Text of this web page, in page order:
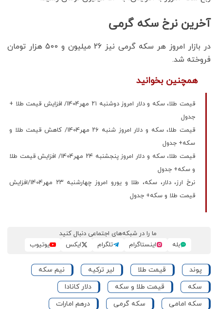
آخرین نرخ سکه گرمی
در بازار امروز هر سکه گرمی نیز 26 میلیون و 500 هزار تومان
فروخته شد.
همچنین بخوانید
قیمت طلا، سکه و دلار امروز دوشنبه ۲۱ مهر1404/ افزایش قیمت‌ طلا +
جدول
قیمت طلا، سکه و دلار امروز شنبه ۲۶ مهر1404/ کاهش قیمت طلا و
سکه+ جدول
قیمت طلا، سکه و دلار امروز پنجشنبه ۲۴ مهر1404/ افزایش قیمت‌ طلا
و سکه+ جدول
نرخ ارز، دلار، سکه، طلا و یورو امروز چهارشنبه ۲۳ مهر1404/افزایش
قیمت طلا و سکه+ جدول
ما را در شبکه‌های اجتماعی دنبال کنید
بله
اینستاگرام تلگرام ایکس یوتیوب
پوند قیمت طلا لیر ترکیه
نیم سکه
سکه
قیمت طلا و سکه
دلار کانادا
سکه امامی
سکه گرمی
درهم امارات